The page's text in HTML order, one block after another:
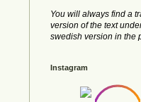
You will always find a
version of the text
swedish version in the
Instagram